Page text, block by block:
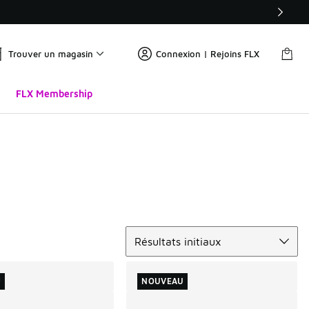
Trouver un magasin Connexion | Rejoins FLX
FLX Membership
Résultats initiaux
NOUVEAU